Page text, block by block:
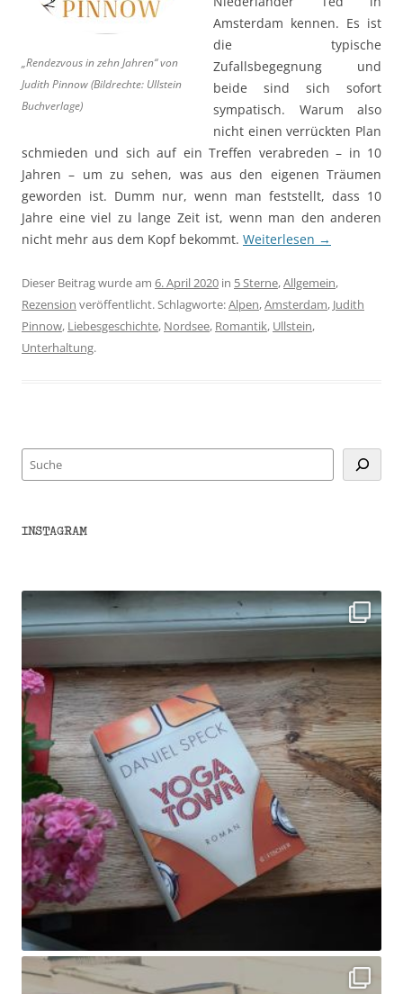
„Rendezvous in zehn Jahren“ von
Judith Pinnow (Bildrechte: Ullstein
Buchverlage)
Amsterdam kennen. Es ist
die typische
Zufallsbegegnung und
beide sind sich sofort
sympatisch. Warum also
nicht einen verrückten Plan
schmieden und sich auf ein Treffen verabreden – in 10
Jahren – um zu sehen, was aus den eigenen Träumen
geworden ist. Dumm nur, wenn man feststellt, dass 10
Jahre eine viel zu lange Zeit ist, wenn man den anderen
nicht mehr aus dem Kopf bekommt. Weiterlesen →
Dieser Beitrag wurde am 6. April 2020 in 5 Sterne,Allgemein,
Rezension veröffentlicht. Schlagworte:Alpen,Amsterdam, Judith
Pinnow, Liebesgeschichte, Nordsee, Romantik, Ullstein,
Unterhaltung.
Suchen
INSTAGRAM